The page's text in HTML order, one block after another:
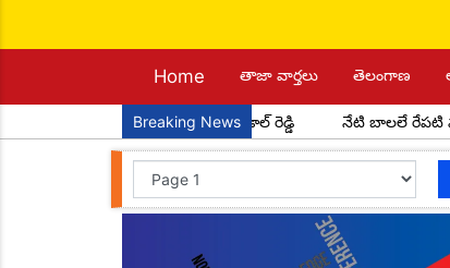
Home తాజా వార్తలు తెలంగాణ
Breaking News
మండల అధ్యక్షులుగా చాడ కొండాల్ రెడ్డి నేటి బాలలే రేపటి